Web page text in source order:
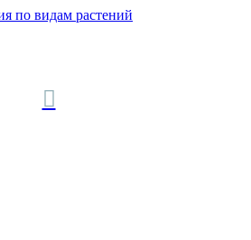
по видам растений